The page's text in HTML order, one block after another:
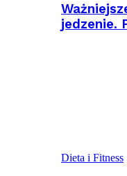
jedzenie.
Dieta i Fitness